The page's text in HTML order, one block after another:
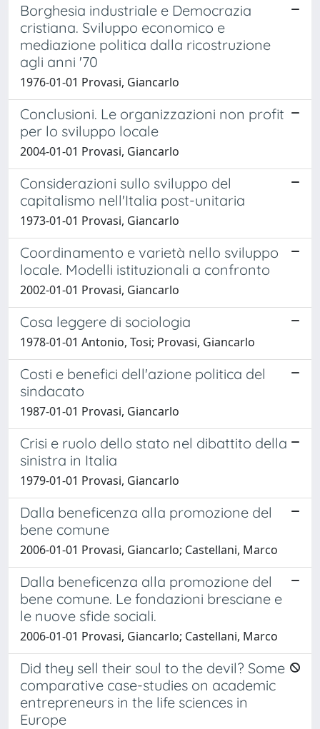
Borghesia industriale e Democrazia
cristiana. Sviluppo economico e
mediazione politica dalla ricostruzione
agli anni '70
1976-01-01 Provasi, Giancarlo
Conclusioni. Le organizzazioni non profit
per lo sviluppo locale
2004-01-01 Provasi, Giancarlo
Considerazioni sullo sviluppo del
capitalismo nell'Italia post-unitaria
1973-01-01 Provasi, Giancarlo
Coordinamento e varietà nello sviluppo
locale. Modelli istituzionali a confronto
2002-01-01 Provasi, Giancarlo
Cosa leggere di sociologia
1978-01-01 Antonio, Tosi; Provasi, Giancarlo
Costi e benefici dell'azione politica del
sindacato
1987-01-01 Provasi, Giancarlo
Crisi e ruolo dello stato nel dibattito della
sinistra in Italia
1979-01-01 Provasi, Giancarlo
Dalla beneficenza alla promozione del
bene comune
2006-01-01 Provasi, Giancarlo; Castellani, Marco
Dalla beneficenza alla promozione del
bene comune. Le fondazioni bresciane e
le nuove sfide sociali.
2006-01-01 Provasi, Giancarlo; Castellani, Marco
Did they sell their soul to the devil? Some
comparative case-studies on academic
entrepreneurs in the life sciences in
Europe